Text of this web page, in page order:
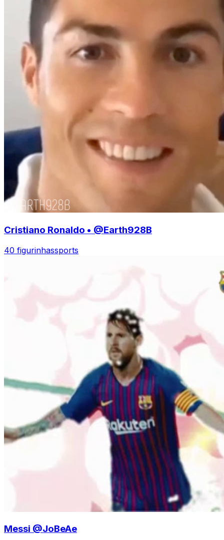
Cristiano Ronaldo • @Earth928B
40 figurinhassports
Messi @JoBeAe